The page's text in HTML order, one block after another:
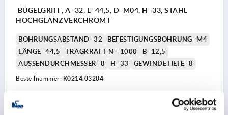
BÜGELGRIFF, A=32, L=44,5, D=M04, H=33, STAHL
HOCHGLANZVERCHROMT
BOHRUNGSABSTAND=32
BEFESTIGUNGSBOHRUNG=M4
LÄNGE=44,5
TRAGKRAFT N =1000
B=12,5
AUSSENDURCHMESSER=8
H=33 GEWINDETIEFE=8
Bestellnummer: K0214.03204
4,30 €
DETAILS